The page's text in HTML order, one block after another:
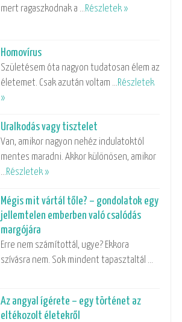
mert ragaszkodnak a …Részletek »
Homovírus
Születésem óta nagyon tudatosan élem az
életemet. Csak azután voltam …Részletek
»
Uralkodás vagy tisztelet
Van, amikor nagyon nehéz indulatoktól
mentes maradni. Akkor különösen, amikor
…Részletek »
Mégis mit vártál tőle? – gondolatok egy
jellemtelen emberben való csalódás
margójára
Erre nem számítottál, ugye? Ekkora
szívásra nem. Sok mindent tapasztaltál …
Az angyal ígérete – egy történet az
eltékozolt életekről